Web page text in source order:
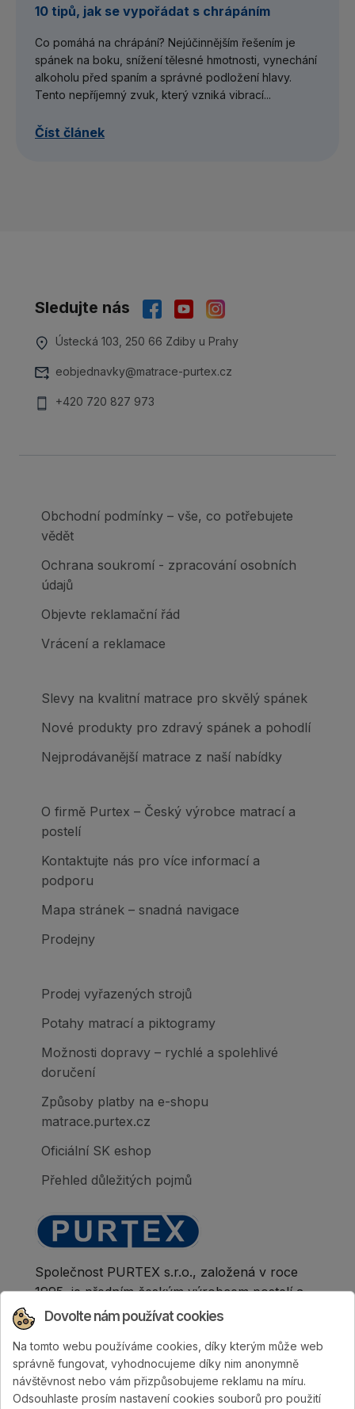
10 tipů, jak se vypořádat s chrápáním
Co pomáhá na chrápání? Nejúčinnějším řešením je
spánek na boku, snížení tělesné hmotnosti, vynechání
alkoholu před spaním a správné podložení hlavy.
Tento nepříjemný zvuk, který vzniká vibrací...
Číst článek
Sledujte nás
Ústecká 103, 250 66 Zdiby u Prahy
eobjednavky@matrace-purtex.cz
+420 720 827 973
Obchodní podmínky – vše, co potřebujete
vědět
Ochrana soukromí - zpracování osobních
údajů
Objevte reklamační řád
Vrácení a reklamace
Slevy na kvalitní matrace pro skvělý spánek
Nové produkty pro zdravý spánek a pohodlí
Nejprodávanější matrace z naší nabídky
O firmě Purtex – Český výrobce matrací a
postelí
Kontaktujte nás pro více informací a
podporu
Mapa stránek – snadná navigace
Prodejny
Prodej vyřazených strojů
Potahy matrací a piktogramy
Možnosti dopravy – rychlé a spolehlivé
doručení
Způsoby platby na e-shopu
matrace.purtex.cz
Oficiální SK eshop
Přehled důležitých pojmů
Společnost PURTEX s.r.o., založená v roce
1995, je předním českým výrobcem postelí a
klinicky hodnocených matrací.
Dovolte nám používat cookies
Na tomto webu používáme cookies, díky kterým může web
správně fungovat, vyhodnocujeme díky nim anonymně
návštěvnost nebo vám přizpůsobujeme reklamu na míru.
Odsouhlaste prosím nastavení cookies souborů pro použití